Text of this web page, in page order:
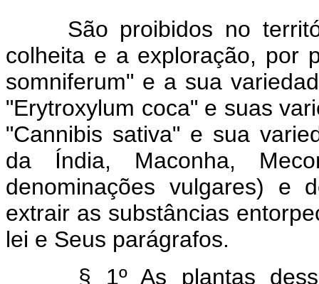
São proibidos no
colheita e a exploração, por
somniferum" e a sua
"Erytroxylum coca" e suas
"Cannibis sativa" e sua
da Índia, Maconha,
denominações vulgares) e
extrair as substâncias
lei e Seus parágrafos.
§ 1º As plantas dessa